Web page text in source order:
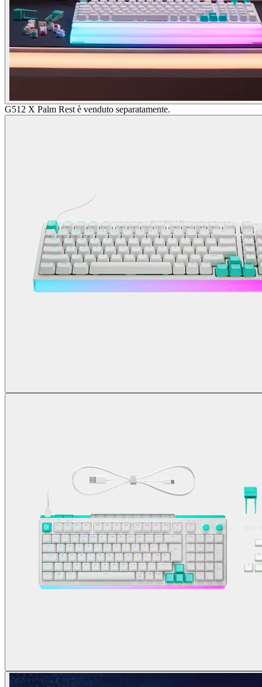
G512 X Palm Rest è venduto separatamente.